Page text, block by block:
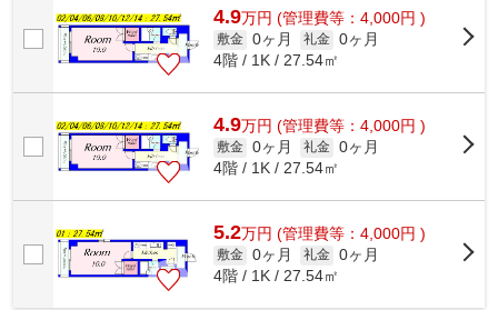
4.9万円 (管理費等：4,000円 )
敷金 0ヶ月 礼金 0ヶ月
4階 / 1K / 27.54㎡
4.9万円 (管理費等：4,000円 )
敷金 0ヶ月 礼金 0ヶ月
4階 / 1K / 27.54㎡
5.2万円 (管理費等：4,000円 )
敷金 0ヶ月 礼金 0ヶ月
4階 / 1K / 27.54㎡